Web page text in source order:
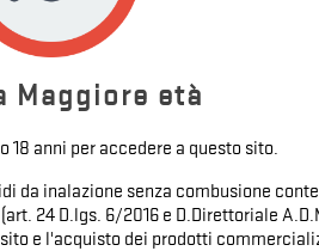
Maggiore età
18 anni per accedere a questo sito.
da inalazione senza combusione
24 D.lgs. 6/2016 e D.Direttoriale
e l'acquisto dei prodotti